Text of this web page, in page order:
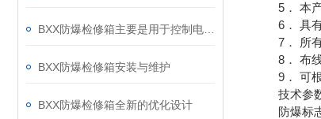
BXX防爆检修箱安装与维护
BXX防爆检修箱全新的优化设计
5． 本产
6． 具有
7． 所有
8． 布线
9． 可根
技术参
防爆标志